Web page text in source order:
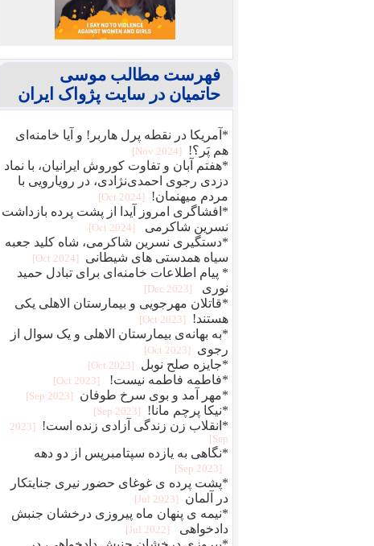
فهرست مطالب موسی
حاتمیان در سایت پژواک ایران
*آمریکا در نقطه پرل هاربر! و آیا خامنه‌ای
هم پَر؟!
[2024 Nov]
*هفتم آبان و تفاوت کوروش ایرانیان، با نماد
دزدی رجوی احمدی‌نژادی، در رویارویی با
مردم میهنمان!
[2024 Oct]
*افشاگری امروز آیدا از پشت پرده بازداشت
نسرین شاکرمی
[2024 Oct]
*دستگیری نسرین شاکرمی، شاه کلید جعبه
سیاه همدستی های شیطانی
[2024 Oct]
* پیام اطلاعات خامنه‌ای برای تبادل حمید
نوری
[2023 Dec]
*قاتلان مهرجویی و بیمارستان الاهلی یکی
هستند!
[2023 Oct]
*به بهانه‌ی بیمارستان الاهلی و یک سوال از
رجوی
[2023 Oct]
*جایزه صلح نوبل [2023 Oct]
*فاطمه فاطمه نیست! [2023 Oct]
*مهر آمد و بوی سرخ طوفان [2023 Sep]
*نیکا پرچم مانا! [2023 Sep]
*انقلاب زن زندگی آزادی زنده است!
[2023
Sep]
*نگاهی به یازده سپتامبرپس از دو دهه
[2023 Sep]
*پشت پرده ی غوغای حضور نیری جنایتکار
در آلمان
[2023 Jul]
*نیمه ی پنهان ماه پیروزی درخشان جنبش
دادخواهی
[2022 Jul]